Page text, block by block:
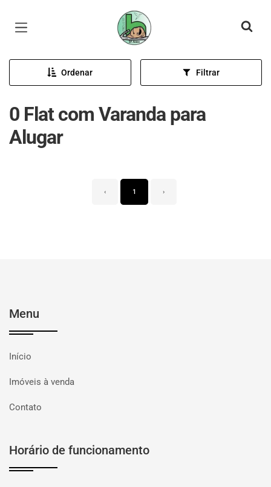
Página inicial
Ordenar Filtrar
0 Flat com Varanda para
Alugar
‹ 1 ›
Menu
Início
Imóveis à venda
Contato
Horário de funcionamento